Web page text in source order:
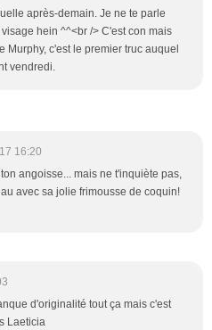
après-demain. Je ne te parle
hein ^^<br /> C'est con mais
Murphy, c'est le premier truc auquel
vendredi.
16:20
angoisse... mais ne t'inquiète pas,
avec sa jolie frimousse de coquin!
d'originalité tout ça mais c'est
Laeticia